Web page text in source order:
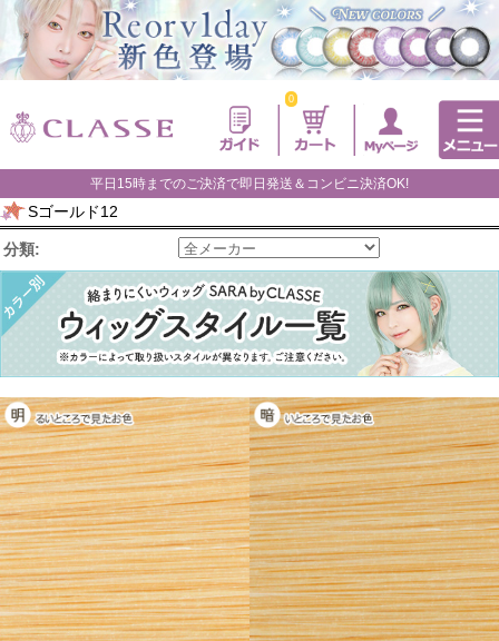
0
平日15時までのご決済で即日発送＆コンビニ決済OK!
Sゴールド12
分類: